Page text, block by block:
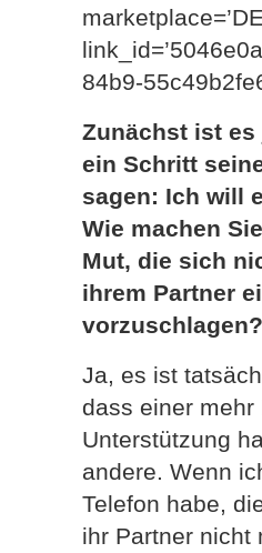
84b9-
Zunächst ist
ein Schritt
sagen: Ich will
Wie machen
Mut, die sich
ihrem Partner
vorzuschlagen?
Ja, es ist
dass einer mehr
Unterstützung
andere. Wenn
Telefon habe,
ihr Partner nicht